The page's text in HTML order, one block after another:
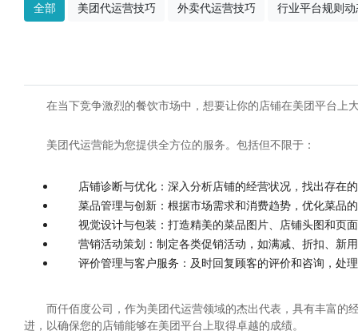
全部 美团代运营技巧 外卖代运营技巧 行业平台规则动
在当下竞争激烈的餐饮市场中，想要让你的店铺在美团平台上
美团代运营能为您提供全方位的服务。包括但不限于：
店铺诊断与优化：深入分析店铺的经营状况，找出存在
菜品管理与创新：根据市场需求和消费趋势，优化菜品
视觉设计与包装：打造精美的菜品图片、店铺头图和页
营销活动策划：制定各类促销活动，如满减、折扣、新
评价管理与客户服务：及时回复顾客的评价和咨询，处
而仟佰度公司，作为美团代运营领域的杰出代表，具有丰富的
进，以确保您的店铺能够在美团平台上取得卓越的成绩。